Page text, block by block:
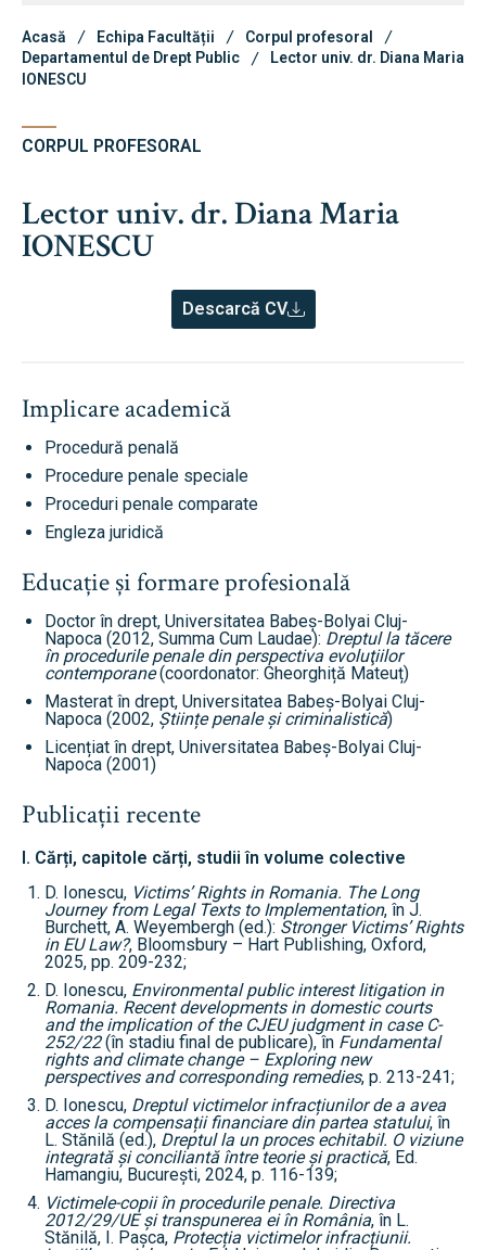
Acasă Echipa Facultății
Corpul profesoral
Departamentul de Drept Public
Lector univ. dr. Diana Maria
IONESCU
CORPUL PROFESORAL
Lector univ. dr. Diana Maria
IONESCU
Descarcă CV
Implicare academică
Procedură penală
Procedure penale speciale
Proceduri penale comparate
Engleza juridică
Educație și formare profesională
Doctor în drept, Universitatea Babeș-Bolyai Cluj-
Napoca (2012, Summa Cum Laudae): Dreptul la tăcere
în procedurile penale din perspectiva evoluţiilor
contemporane(coordonator: Gheorghiță Mateuț)
Masterat în drept, Universitatea Babeș-Bolyai Cluj-
Napoca (2002, Științe penale și criminalistică)
Licențiat în drept, Universitatea Babeș-Bolyai Cluj-
Napoca (2001)
Publicații recente
I. Cărți, capitole cărți, studii în volume colective
D. Ionescu, Victims’ Rights in Romania. The Long
Journey from Legal Texts to Implementation, în J.
Burchett, A. Weyembergh (ed.): Stronger Victims’ Rights
in EU Law?, Bloomsbury – Hart Publishing, Oxford,
2025, pp. 209-232;
D. Ionescu, Environmental public interest litigation in
Romania. Recent developments in domestic courts
and the implication of the CJEU judgment in case C-
252/22(în stadiu final de publicare), în Fundamental
rights and climate change – Exploring new
perspectives and corresponding remedies, p. 213-241;
D. Ionescu, Dreptul victimelor infracțiunilor de a avea
acces la compensații financiare din partea statului, în
L. Stănilă (ed.), Dreptul la un proces echitabil. O viziune
integrată și conciliantă între teorie și practică, Ed.
Hamangiu, București, 2024, p. 116-139;
Victimele-copii în procedurile penale. Directiva
2012/29/UE și transpunerea ei în România, în L.
Stănilă, I. Pașca, Protecția victimelor infracțiunii.